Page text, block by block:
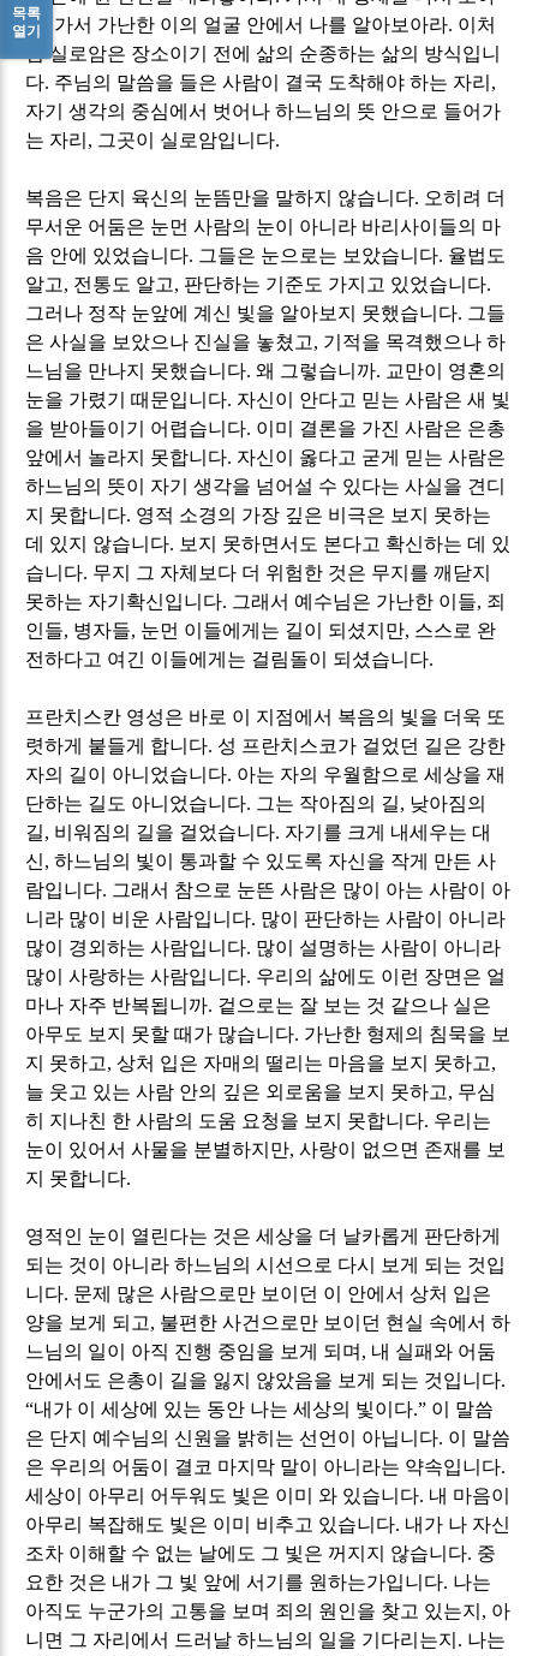
라
가서 가난한 이의 얼굴 안에서 나를 알아보아라. 이처
럼 실로암은 장소이기 전에 삶의 순종하는 삶의 방식입니
다. 주님의 말씀을 들은 사람이 결국 도착해야 하는 자리 ,
자기 생각의 중심에서 벗어나 하느님의 뜻 안으로 들어가
는 자리 , 그곳이 실로암입니다.
복음은 단지 육신의 눈뜸만을 말하지 않습니다. 오히려 더
무서운 어둠은 눈먼 사람의 눈이 아니라 바리사이들의 마
음 안에 있었습니다. 그들은 눈으로는 보았습니다. 율법도
알고, 전통도 알고, 판단하는 기준도 가지고 있었습니다.
그러나 정작 눈앞에 계신 빛을 알아보지 못했습니다. 그들
은 사실을 보았으나 진실을 놓쳤고, 기적을 목격했으나 하
느님을 만나지 못했습니다.왜 그렇습니까. 교만이 영혼의
눈을 가렸기 때문입니다. 자신이 안다고 믿는 사람은 새 빛
을 받아들이기 어렵습니다. 이미 결론을 가진 사람은 은총
앞에서 놀라지 못합니다. 자신이 옳다고 굳게 믿는 사람은
하느님의 뜻이 자기 생각을 넘어설 수 있다는 사실을 견디
지 못합니다. 영적 소경의 가장 깊은 비극은 보지 못하는
데 있지 않습니다. 보지 못하면서도 본다고 확신하는 데 있
습니다. 무지 그 자체보다 더 위험한 것은 무지를 깨닫지
못하는 자기확신입니다. 그래서 예수님은 가난한 이들, 죄
인들, 병자들, 눈먼 이들에게는 길이 되셨지만, 스스로 완
전하다고 여긴 이들에게는 걸림돌이 되셨습니다.
프란치스칸 영성은 바로 이 지점에서 복음의 빛을 더욱 또
렷하게 붙들게 합니다. 성 프란치스코가 걸었던 길은 강한
자의 길이 아니었습니다. 아는 자의 우월함으로 세상을 재
단하는 길도 아니었습니다. 그는 작아짐의 길, 낮아짐의
길, 비워짐의 길을 걸었습니다. 자기를 크게 내세우는 대
신,하느님의 빛이 통과할 수 있도록 자신을 작게 만든 사
람입니다. 그래서 참으로 눈뜬 사람은 많이 아는 사람이 아
니라 많이 비운 사람입니다. 많이 판단하는 사람이 아니라
많이 경외하는 사람입니다. 많이 설명하는 사람이 아니라
많이 사랑하는 사람입니다. 우리의 삶에도 이런 장면은 얼
마나 자주 반복됩니까. 겉으로는 잘 보는 것 같으나 실은
아무도 보지 못할 때가 많습니다. 가난한 형제의 침묵을 보
지 못하고,상처 입은 자매의 떨리는 마음을 보지 못하고,
늘 웃고 있는 사람 안의 깊은 외로움을 보지 못하고, 무심
히 지나친 한 사람의 도움 요청을 보지 못합니다. 우리는
눈이 있어서 사물을 분별하지만,사랑이 없으면 존재를 보
지 못합니다.
영적인 눈이 열린다는 것은 세상을 더 날카롭게 판단하게
되는 것이 아니라 하느님의 시선으로 다시 보게 되는 것입
니다. 문제 많은 사람으로만 보이던 이 안에서 상처 입은
양을 보게 되고, 불편한 사건으로만 보이던 현실 속에서 하
느님의 일이 아직 진행 중임을 보게 되며 , 내 실패와 어둠
안에서도 은총이 길을 잃지 않았음을 보게 되는 것입니다.
“내가 이 세상에 있는 동안 나는 세상의 빛이다.” 이 말씀
은 단지 예수님의 신원을 밝히는 선언이 아닙니다. 이 말씀
은 우리의 어둠이 결코 마지막 말이 아니라는 약속입니다.
세상이 아무리 어두워도 빛은 이미 와 있습니다. 내 마음이
아무리 복잡해도 빛은 이미 비추고 있습니다. 내가 나 자신
조차 이해할 수 없는 날에도 그 빛은 꺼지지 않습니다. 중
요한 것은 내가 그 빛 앞에 서기를 원하는가입니다. 나는
아직도 누군가의 고통을 보며 죄의 원인을 찾고 있는지 , 아
니면 그 자리에서 드러날 하느님의 일을 기다리는지 . 나는
목록
열기